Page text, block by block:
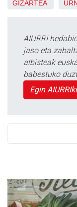
GIZARTEA
AIURRI
jaso eta
albisteak
babestuko
Egin